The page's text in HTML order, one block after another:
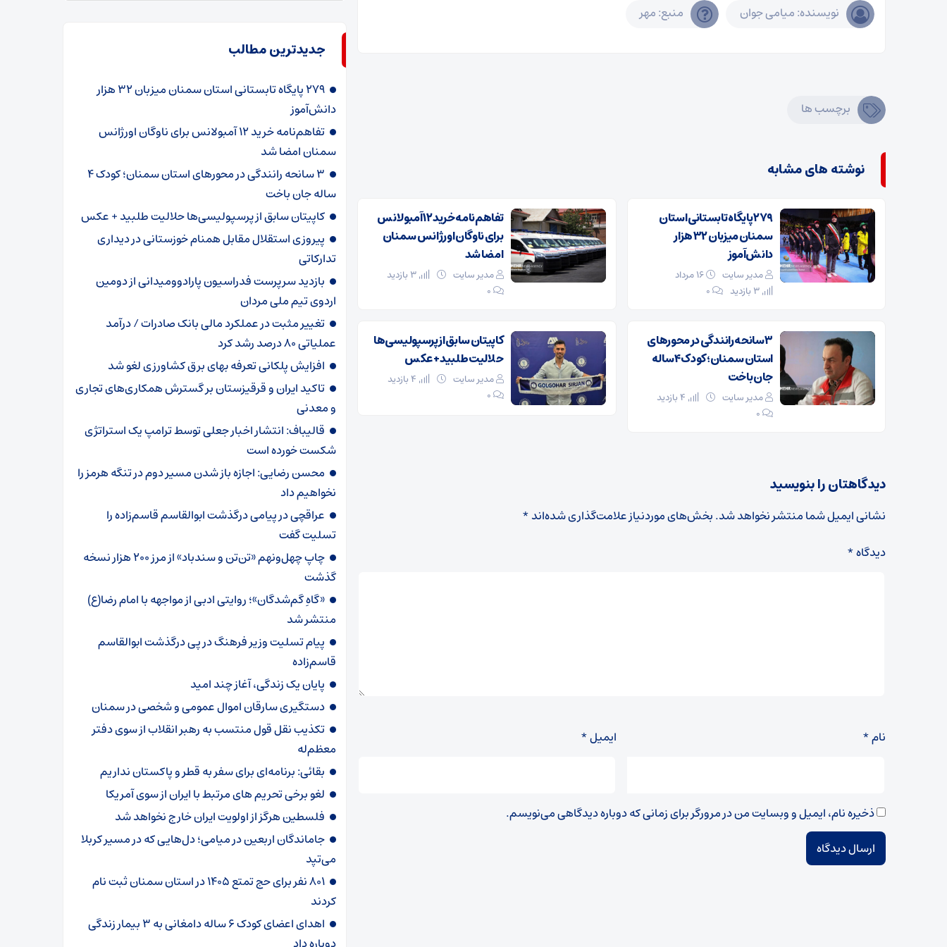
نویسنده: میامی جوان منبع: مهر
برچسب ها
نوشته های مشابه
۲۷۹ پایگاه تابستانی استان
سمنان میزبان ۳۲ هزار
دانش‌آموز
مدیر سایت
۰
تفاهم‌نامه خرید ۱۲ آمبولانس
برای ناوگان اورژانس سمنان
امضا شد
مدیر سایت
3 بازدید
۰
۳ سانحه رانندگی در محورهای
استان سمنان؛ کودک ۴ ساله
جان باخت
مدیر سایت
۰
کاپیتان سابق از پرسپولیسی‌ها
حلالیت طلبید + عکس
مدیر سایت
۰
دیدگاهتان را بنویسید
نشانی ایمیل شما منتشر نخواهد شد.بخش‌های موردنیاز علامت‌گذاری شده‌اند*
دیدگاه*
نام* ایمیل*
ذخیره نام، ایمیل و وبسایت من در مرورگر برای زمانی که دوباره دیدگاهی می‌نویسم.
جدیدترین مطالب
۲۷۹ پایگاه تابستانی استان سمنان میزبان ۳۲ هزار
دانش‌آموز
تفاهم‌نامه خرید ۱۲ آمبولانس برای ناوگان اورژانس
سمنان امضا شد
۳ سانحه رانندگی در محورهای استان سمنان؛ کودک ۴
ساله جان باخت
کاپیتان سابق از پرسپولیسی‌ها حلالیت طلبید + عکس
پیروزی استقلال مقابل همنام خوزستانی در دیداری
تدارکاتی
بازدید سرپرست فدراسیون پارادوومیدانی از دومین
اردوی تیم ملی مردان
تغییر مثبت در عملکرد مالی بانک صادرات / درآمد
عملیاتی ۸۰ درصد رشد کرد
افزایش پلکانی تعرفه بهای برق کشاورزی لغو شد
تاکید ایران و قرقیزستان بر گسترش همکاری‌های تجاری
و معدنی
قالیباف: انتشار اخبار جعلی توسط ترامپ یک استراتژی
شکست خورده است
محسن رضایی: اجازه باز شدن مسیر دوم در تنگه هرمز را
نخواهیم داد
عراقچی در پیامی درگذشت ابوالقاسم قاسم‌زاده را
تسلیت گفت
چاپ چهل‌ونهم «تن‌تن و سندباد» از مرز ۲۰۰ هزار نسخه
گذشت
«گاهِ گم‌شدگان»؛ روایتی ادبی از مواجهه با امام رضا(ع)
منتشر شد
پیام تسلیت وزیر فرهنگ در پی درگذشت ابوالقاسم
قاسم‌زاده
پایان یک زندگی، آغاز چند امید
دستگیری سارقان اموال عمومی و شخصی در سمنان
تکذیب نقل قول منتسب به رهبر انقلاب از سوی دفتر
معظم‌له
بقائی: برنامه‌ای برای سفر به قطر و پاکستان نداریم
لغو برخی تحریم های مرتبط با ایران از سوی آمریکا
فلسطین هرگز از اولویت ایران خارج نخواهد شد
جاماندگان اربعین در میامی؛ دل‌هایی که در مسیر کربلا
می‌تپد
۸۰۱ نفر برای حج تمتع ۱۴۰۵ در استان سمنان ثبت نام
کردند
اهدای اعضای کودک ۶ ساله دامغانی به ۳ بیمار زندگی